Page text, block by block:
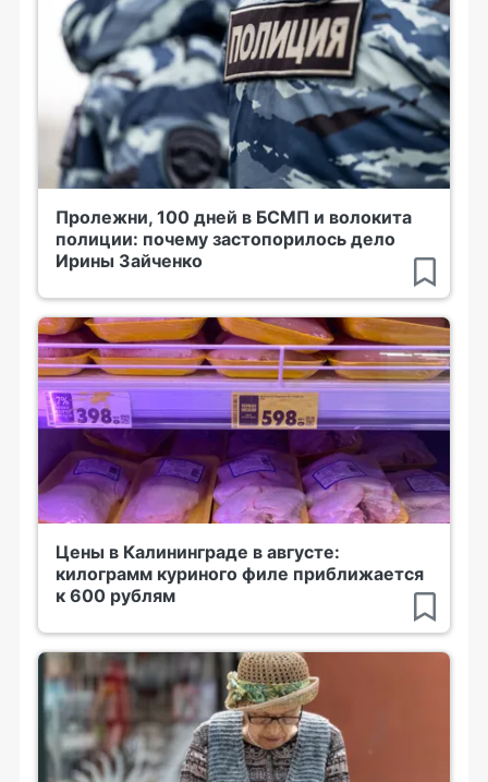
Пролежни, 100 дней в БСМП и волокита
полиции: почему застопорилось дело
Ирины Зайченко
Цены в Калининграде в августе:
килограмм куриного филе приближается
к 600 рублям